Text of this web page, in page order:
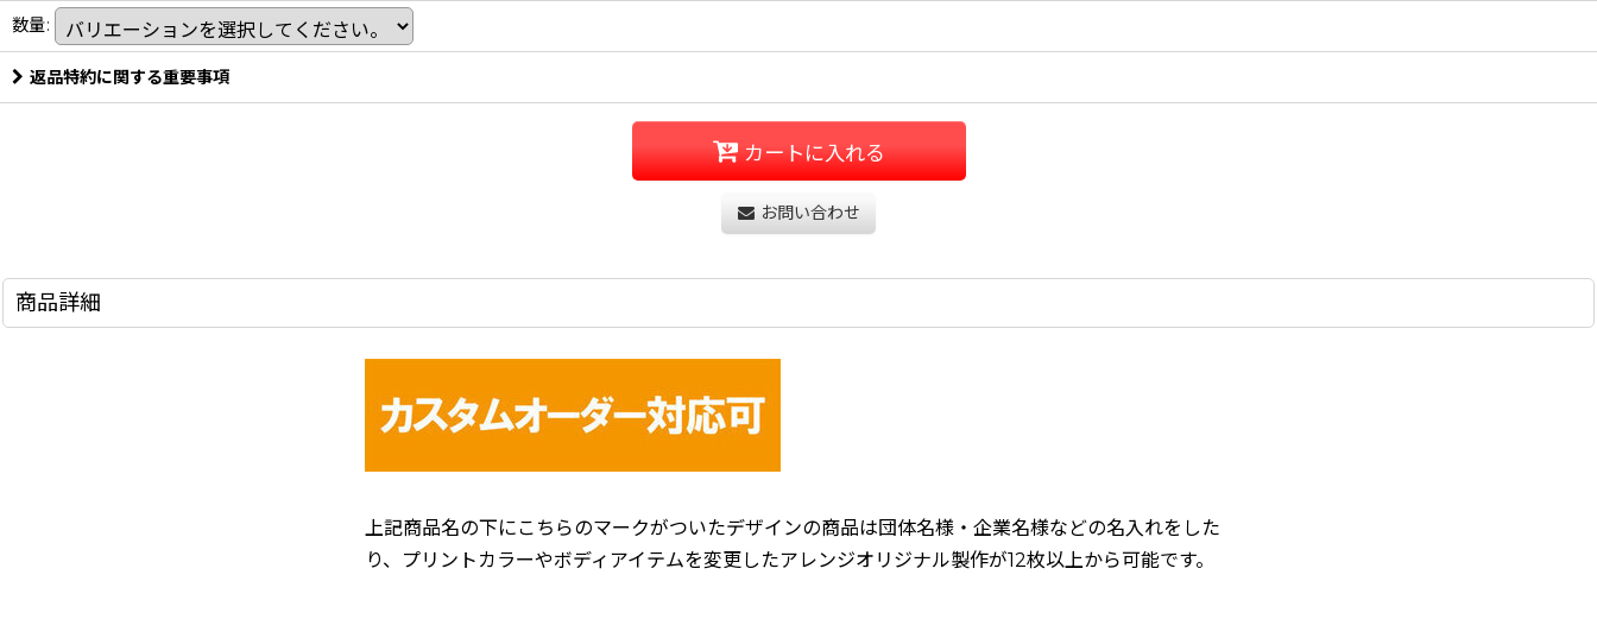
数量:
返品特約に関する重要事項
カートに入れる
お問い合わせ
商品詳細
上記商品名の下にこちらのマークがついたデザインの商品は団体名様・企業名様などの名入れをした
り、プリントカラーやボディアイテムを変更したアレンジオリジナル製作が12枚以上から可能です。